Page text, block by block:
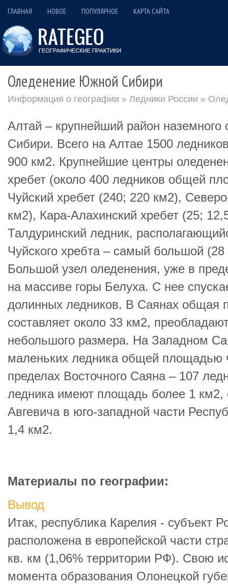
ГЛАВНАЯ НОВОЕ ПОПУЛЯРНОЕ КАРТА САЙТА
Оледенение Южной Сибири
Информация о географии » Ледники России »
Алтай – крупнейший район наземного
Сибири. Всего на Алтае 1500
900 км2. Крупнейшие центры
хребет (около 400 ледников общей
Чуйский хребет (240; 220 км2),
км2), Кара-Алахинский хребет (25;
Талдуринский ледник,
Чуйского хребта – самый большой
Большой узел оледенения, уже в
на массиве горы Белуха. С нее
долинных ледников. В Саянах общая
составляет около 33 км2,
небольшого размера. На Западном
маленьких ледника общей площадью
пределах Восточного Саяна – 107
ледника имеют площадь более 1
Авгевича в юго-западной части
1,4 км2.
Материалы по географии:
Вывод
Итак, республика Карелия - субъект
расположена в европейской части
кв. км (1,06% территории РФ). Свою
момента образования Олонецкой